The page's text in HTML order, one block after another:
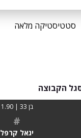
סטטיסטיקה מלאה
הקבוצה
בן 33 | 1.90
#
יגאל קרפל